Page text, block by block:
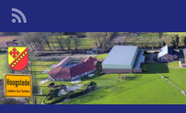
Search for: